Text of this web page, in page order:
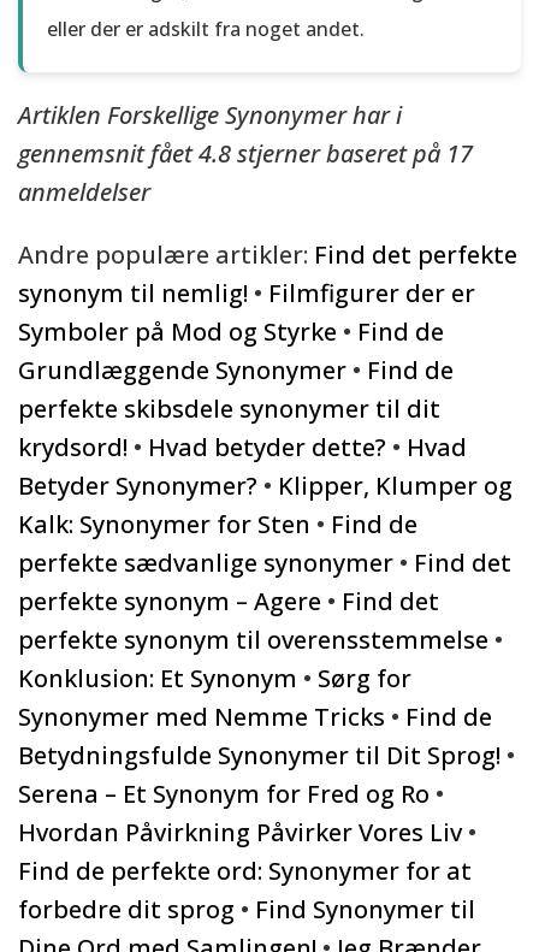
eller der er adskilt fra noget andet.
Artiklen Forskellige Synonymer har i
gennemsnit fået4.8stjerner baseret på 17
anmeldelser
Andre populære artikler: Find det perfekte
synonym til nemlig! • Filmfigurer der er
Symboler på Mod og Styrke • Find de
Grundlæggende Synonymer • Find de
perfekte skibsdele synonymer til dit
krydsord! • Hvad betyder dette? • Hvad
Betyder Synonymer? • Klipper, Klumper og
Kalk: Synonymer for Sten • Find de
perfekte sædvanlige synonymer • Find det
perfekte synonym – Agere • Find det
perfekte synonym til overensstemmelse •
Konklusion: Et Synonym • Sørg for
Synonymer med Nemme Tricks • Find de
Betydningsfulde Synonymer til Dit Sprog! •
Serena – Et Synonym for Fred og Ro •
Hvordan Påvirkning Påvirker Vores Liv•
Find de perfekte ord: Synonymer for at
forbedre dit sprog • Find Synonymer til